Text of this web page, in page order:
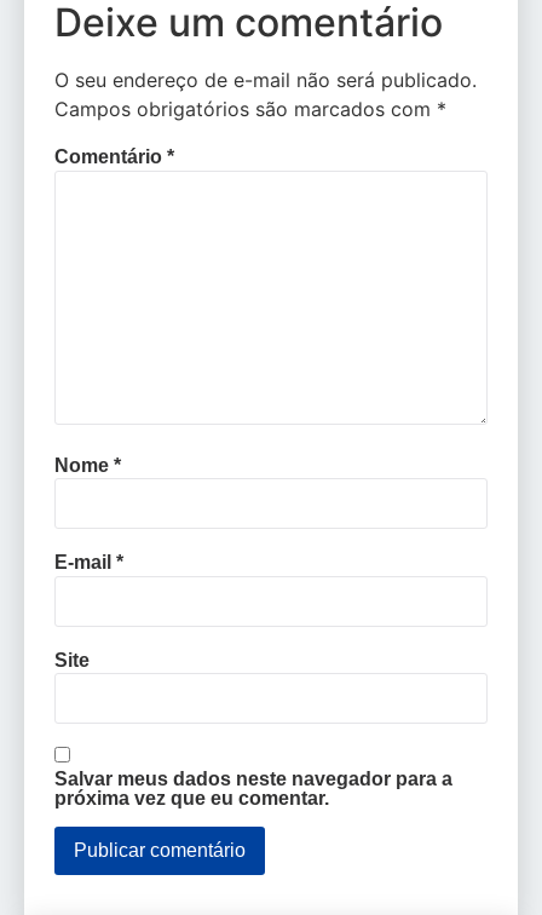
Deixe um comentário
O seu endereço de e-mail não será publicado.
Campos obrigatórios são marcados com *
Comentário *
Nome *
E-mail *
Site
Salvar meus dados neste navegador para a
próxima vez que eu comentar.